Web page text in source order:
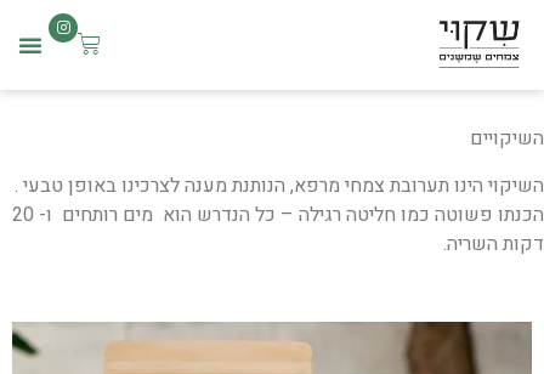
שִׂים
לֵב:
בְּאֲתָר
מֻפְעֶלֶת
מַעֲרֶכֶת
נָגִישׁ
בִּקְלִיק
לִנְגִישׁוּת
השיקויים
השיקוי הינו תערובת צמחי מרפא, הנותנת מענה לצרכינו באופן טבעי .
הכנתו פשוטה כמו חליטה רגילה – כל הנדרש הוא מים רותחים ו- 20
דקות השריה.